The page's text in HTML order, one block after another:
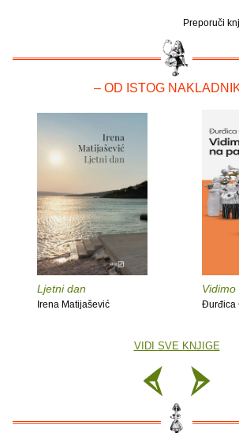
Preporuči
– OD ISTOG
Ljetni dan
Irena Matijašević Đurđica
VIDI SVE KNJIGE